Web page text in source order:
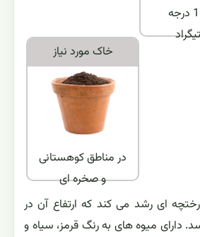
18-20 درجه
خاک مورد نياز
در مناطق کوهستانی
و صخره ای
ای رشد می کند که ارتفاع آن در
می رسد. دارای میوه های به رنگ قرمز، سیاه و